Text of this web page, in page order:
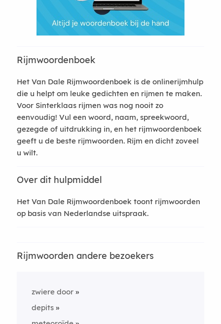
Rijmwoordenboek
Het Van Dale Rijmwoordenboek is de onlinerijmhulp
die u helpt om leuke gedichten en rijmen te maken.
Voor Sinterklaas rijmen was nog nooit zo
eenvoudig! Vul een woord, naam, spreekwoord,
gezegde of uitdrukking in, en het rijmwoordenboek
geeft u de beste rijmwoorden. Rijm en dicht zoveel
u wilt.
Over dit hulpmiddel
Het Van Dale Rijmwoordenboek toont rijmwoorden
op basis van Nederlandse uitspraak.
Rijmwoorden andere bezoekers
zwiere door
depits